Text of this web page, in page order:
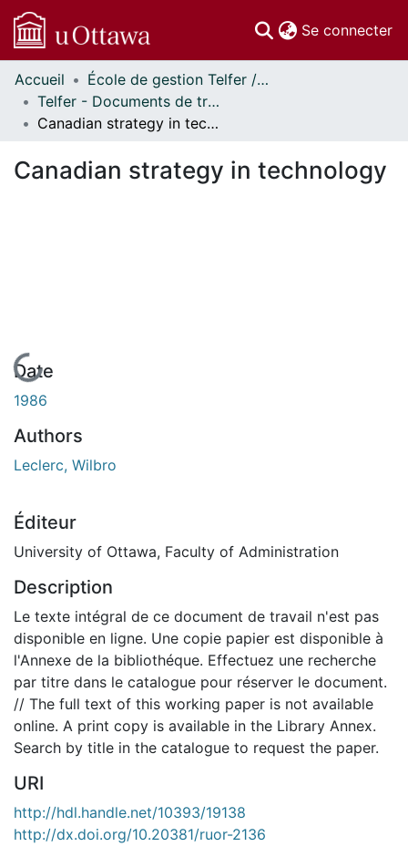
Se connecter
Communautés
et collections
Parcourir
À propos
Accueil
École de gestion Telfer // Telfer School of Management
Telfer - Documents de travail // Telfer - Working Papers
Canadian strategy in technology
Canadian strategy in technology
En cours de chargement...
Date
1986
Authors
Leclerc, Wilbro
Éditeur
University of Ottawa, Faculty of Administration
Description
Le texte intégral de ce document de travail n'est pas
disponible en ligne. Une copie papier est disponible à
l'Annexe de la bibliothéque. Effectuez une recherche
par titre dans le catalogue pour réserver le document.
// The full text of this working paper is not available
online. A print copy is available in the Library Annex.
Search by title in the catalogue to request the paper.
URI
http://hdl.handle.net/10393/19138
http://dx.doi.org/10.20381/ruor-2136